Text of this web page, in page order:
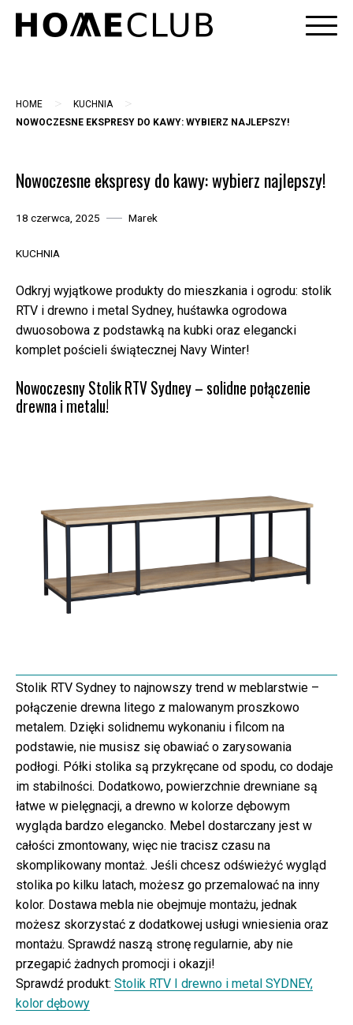
Skip
HOME > KUCHNIA >
NOWOCZESNE EKSPRESY DO KAWY: WYBIERZ NAJLEPSZY!
Nowoczesne ekspresy do kawy: wybierz najlepszy!
18 czerwca, 2025 Marek
KUCHNIA
Odkryj wyjątkowe produkty do mieszkania i ogrodu: stolik
RTV i drewno i metal Sydney, huśtawka ogrodowa
dwuosobowa z podstawką na kubki oraz elegancki
komplet pościeli świątecznej Navy Winter!
Nowoczesny Stolik RTV Sydney – solidne połączenie
drewna i metalu!
Stolik RTV Sydney to najnowszy trend w meblarstwie –
połączenie drewna litego z malowanym proszkowo
metalem. Dzięki solidnemu wykonaniu i filcom na
podstawie, nie musisz się obawiać o zarysowania
podłogi. Półki stolika są przykręcane od spodu, co dodaje
im stabilności. Dodatkowo, powierzchnie drewniane są
łatwe w pielęgnacji, a drewno w kolorze dębowym
wygląda bardzo elegancko. Mebel dostarczany jest w
całości zmontowany, więc nie tracisz czasu na
skomplikowany montaż. Jeśli chcesz odświeżyć wygląd
stolika po kilku latach, możesz go przemalować na inny
kolor. Dostawa mebla nie obejmuje montażu, jednak
możesz skorzystać z dodatkowej usługi wniesienia oraz
montażu. Sprawdź naszą stronę regularnie, aby nie
przegapić żadnych promocji i okazji!
Sprawdź produkt: Stolik RTV I drewno i metal SYDNEY,
kolor dębowy